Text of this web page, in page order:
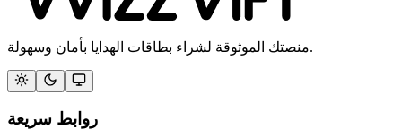
منصتك الموثوقة لشراء بطاقات الهدايا بأمان وسهولة.
روابط سريعة